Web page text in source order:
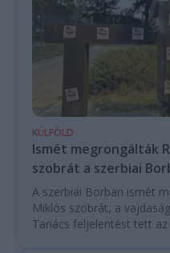
KÜLFÖLD
Ismét megrongálták
szobrát a szerbiai
A szerbiai Borban ismét
Miklós szobrát, a
Tanács feljelentést tett az